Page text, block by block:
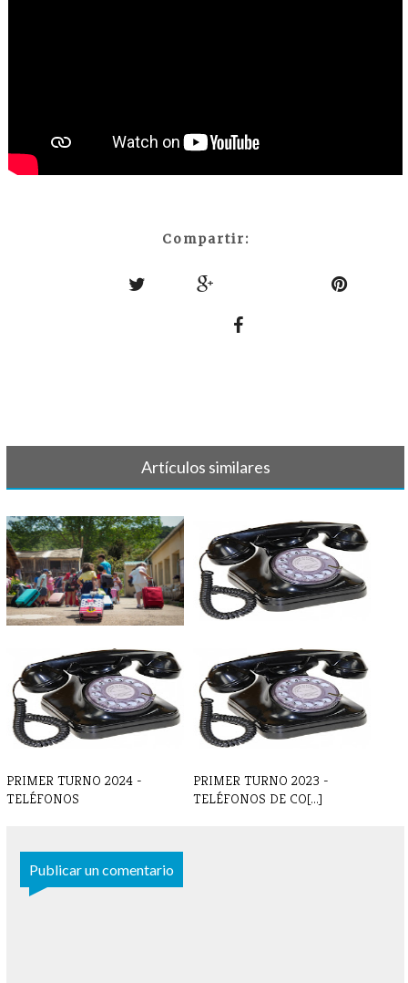
Compartir:
Artículos similares
PRIMER TURNO 2025 - BLOG
Y FOTOS
PRIMER TURNO 2025 -
TELÉFONOS CONTA[...]
PRIMER TURNO 2024 -
TELÉFONOS
PRIMER TURNO 2023 -
TELÉFONOS DE CO[...]
Publicar un comentario